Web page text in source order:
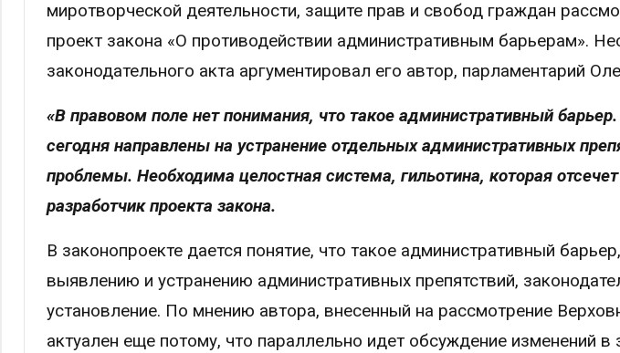
миротворческой деятельности, защите прав и свобод граждан
проект закона «О противодействии административным барьерам».
законодательного акта аргументировал его автор, парламентарий
«В правовом поле нет понимания, что такое административный
сегодня направлены на устранение отдельных административных
проблемы. Необходима целостная система, гильотина, которая
разработчик проекта закона.
В законопроекте дается понятие, что такое административный
выявлению и устранению административных препятствий,
установление. По мнению автора, внесенный на рассмотрение
актуален еще потому, что параллельно идет обсуждение изменений в